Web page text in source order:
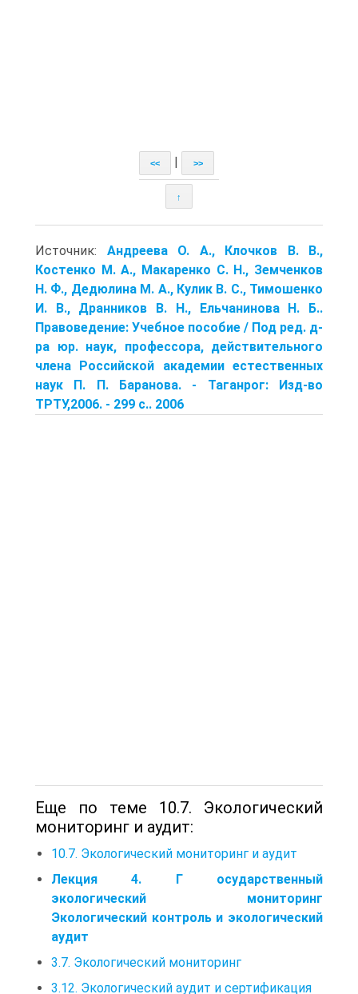
<< >>
↑
Источник: Андреева О. А., Клочков В. В.,
Костенко М. А., Макаренко С. Н., Земченков
Н. Ф., Дедюлина М. А., Кулик В. С., Тимошенко
И. В., Дранников В. Н., Ельчанинова Н. Б..
Правоведение: Учебное пособие / Под ред. д-
ра юр. наук, профессора, действительного
члена Российской академии естественных
наук П. П. Баранова. - Таганрог: Изд-во
ТРТУ,2006. - 299 с.. 2006
Еще по теме 10.7. Экологический
мониторинг и аудит:
10.7. Экологический мониторинг и аудит
Лекция 4. Г осударственный
экологический мониторинг
Экологический контроль и экологический
аудит
3.7. Экологический мониторинг
3.12. Экологический аудит и сертификация